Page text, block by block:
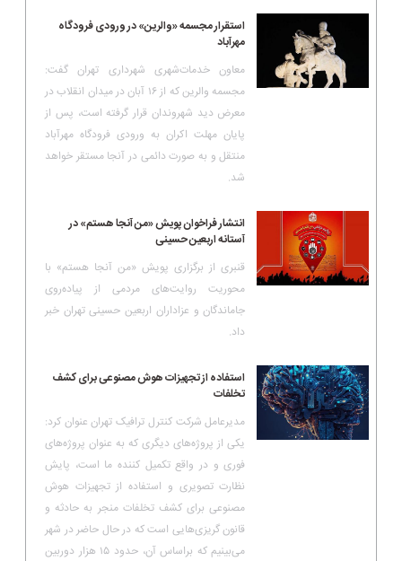
استقرار مجسمه «والرین» در ورودی فرودگاه
مهرآباد
معاون خدمات‌شهری شهرداری تهران گفت:
مجسمه والرین که از ۱۶ آبان در میدان انقلاب در
معرض دید شهروندان قرار گرفته است، پس از
پایان مهلت اکران به ورودی فرودگاه مهرآباد
منتقل و به صورت دائمی در آنجا مستقر خواهد
شد.
انتشار فراخوان پویش «من آنجا هستم» در
آستانه اربعین حسینی
قنبری از برگزاری پویش «من آنجا هستم» با
محوریت روایت‌های مردمی از پیاده‌روی
جاماندگان و عزاداران اربعین حسینی تهران خبر
داد.
استفاده از تجهیزات هوش مصنوعی برای کشف
تخلفات
مدیرعامل شرکت کنترل ترافیک تهران عنوان کرد:
یکی از پروژه‌های دیگری که به عنوان پروژه‌های
فوری و در واقع تکمیل کننده ما است، پایش
نظارت تصویری و استفاده از تجهیزات هوش
مصنوعی برای کشف تخلفات منجر به حادثه و
قانون گریزی‌هایی است که در حال حاضر در شهر
می‌بینیم که براساس آن، حدود ۱۵ هزار دوربین